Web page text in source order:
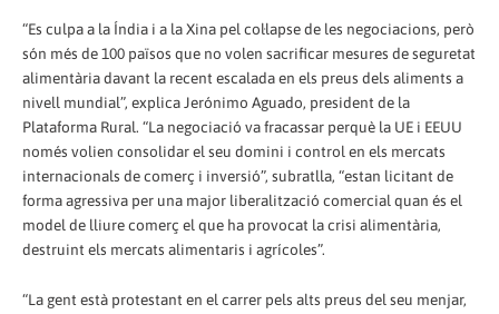
“Es culpa a la Índia i a la Xina pel col·lapse de les negociacions, però
són més de 100 països que no volen sacrificar mesures de seguretat
alimentària davant la recent escalada en els preus dels aliments a
nivell mundial”, explica Jerónimo Aguado, president de la
Plataforma Rural. “La negociació va fracassar perquè la UE i EEUU
només volien consolidar el seu domini i control en els mercats
internacionals de comerç i inversió”, subratlla, “estan licitant de
forma agressiva per una major liberalització comercial quan és el
model de lliure comerç el que ha provocat la crisi alimentària,
destruint els mercats alimentaris i agrícoles”.
“La gent està protestant en el carrer pels alts preus del seu menjar,